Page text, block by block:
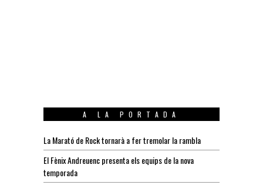
A LA PORTADA
La Marató de Rock tornarà a fer tremolar la rambla
El Fènix Andreuenc presenta els equips de la nova
temporada